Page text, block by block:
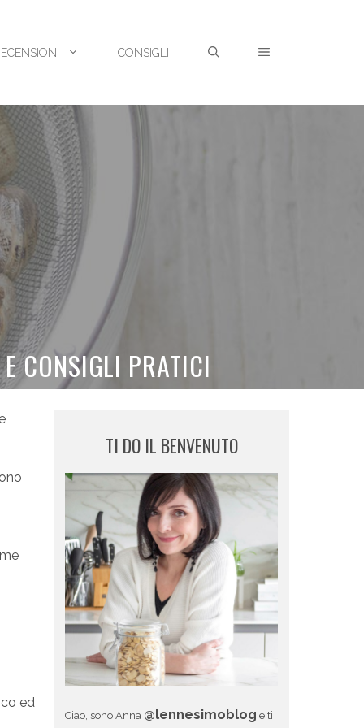
CONSIGLI
CONSIGLI PRATICI
ed
TI DO IL BENVENUTO
Ciao, sono Anna @lennesimoblog e ti